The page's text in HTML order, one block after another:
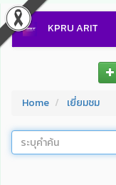
KPRU ARIT
Home เยี่ยมชม